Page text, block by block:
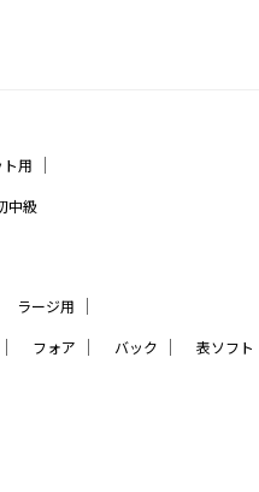
ト用 ｜
中級
ラージ用 ｜
｜ フォア ｜ バック ｜ 表ソフト